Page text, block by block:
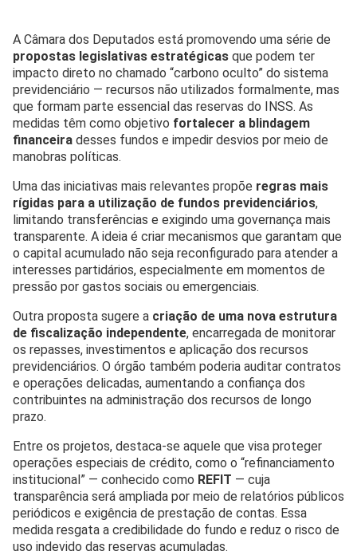
A Câmara dos Deputados está promovendo uma série de
propostas legislativas estratégicas que podem ter
impacto direto no chamado “car­bono oculto” do sistema
previdenciário — recursos não utilizados formalmente, mas
que formam parte essencial das reservas do INSS. As
medidas têm como objetivo fortalecer a blindagem
financeira desses fundos e impedir desvios por meio de
manobras políticas.
Uma das iniciativas mais relevantes propõe regras mais
rígidas para a utilização de fundos previdenciários,
limitando transferências e exigindo uma governança mais
transparente. A ideia é criar mecanismos que garantam que
o capital acumulado não seja reconfigurado para atender a
interesses partidários, especialmente em momentos de
pressão por gastos sociais ou emergenciais.
Outra proposta sugere a criação de uma nova estrutura
de fiscalização independente, encarregada de monitorar
os repasses, investimentos e aplicação dos recursos
previdenciários. O órgão também poderia auditar contratos
e operações delicadas, aumentando a confiança dos
contribuintes na administração dos recursos de longo
prazo.
Entre os projetos, destaca-se aquele que visa proteger
operações especiais de crédito, como o “refinanciamento
institucional” — conhecido como REFIT — cuja
transparência será ampliada por meio de relatórios públicos
periódicos e exigência de prestação de contas. Essa
medida resgata a credibilidade do fundo e reduz o risco de
uso indevido das reservas acumuladas.